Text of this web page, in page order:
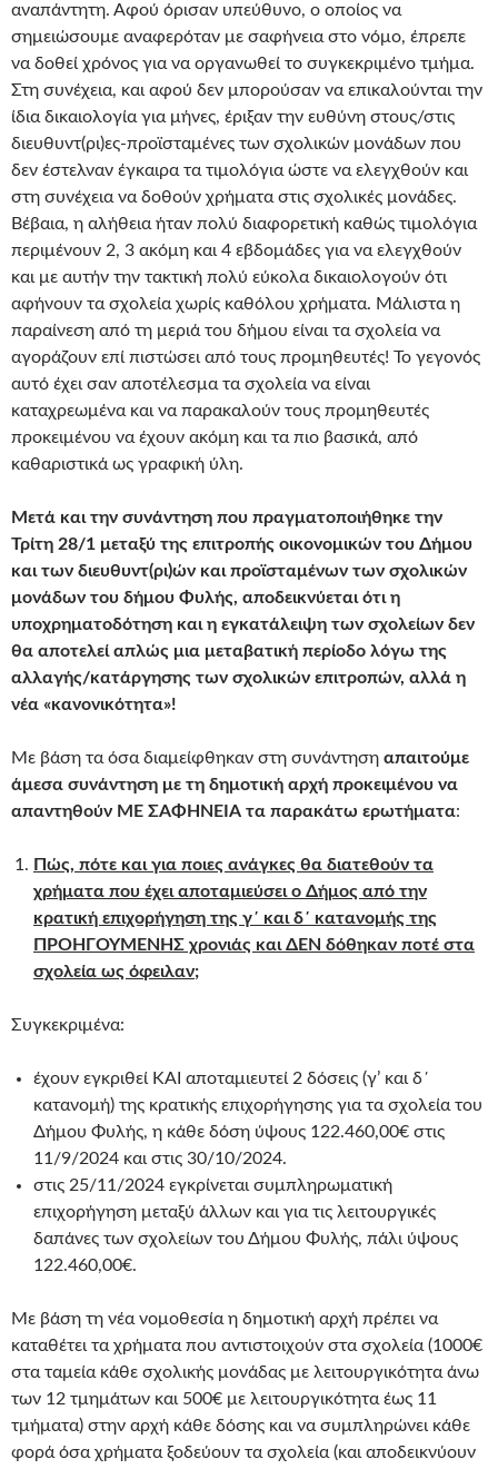
αναπάντητη. Αφού όρισαν υπεύθυνο, ο οποίος να
σημειώσουμε αναφερόταν με σαφήνεια στο νόμο, έπρεπε
να δοθεί χρόνος για να οργανωθεί το συγκεκριμένο τμήμα.
Στη συνέχεια, και αφού δεν μπορούσαν να επικαλούνται την
ίδια δικαιολογία για μήνες, έριξαν την ευθύνη στους/στις
διευθυντ(ρι)ες-προϊσταμένες των σχολικών μονάδων που
δεν έστελναν έγκαιρα τα τιμολόγια ώστε να ελεγχθούν και
στη συνέχεια να δοθούν χρήματα στις σχολικές μονάδες.
Βέβαια, η αλήθεια ήταν πολύ διαφορετική καθώς τιμολόγια
περιμένουν 2, 3 ακόμη και 4 εβδομάδες για να ελεγχθούν
και με αυτήν την τακτική πολύ εύκολα δικαιολογούν ότι
αφήνουν τα σχολεία χωρίς καθόλου χρήματα. Μάλιστα η
παραίνεση από τη μεριά του δήμου είναι τα σχολεία να
αγοράζουν επί πιστώσει από τους προμηθευτές! Το γεγονός
αυτό έχει σαν αποτέλεσμα τα σχολεία να είναι
καταχρεωμένα και να παρακαλούν τους προμηθευτές
προκειμένου να έχουν ακόμη και τα πιο βασικά, από
καθαριστικά ως γραφική ύλη.
Μετά και την συνάντηση που πραγματοποιήθηκε την
Τρίτη 28/1 μεταξύ της επιτροπής οικονομικών του Δήμου
και των διευθυντ(ρι)ών και προϊσταμένων των σχολικών
μονάδων του δήμου Φυλής, αποδεικνύεται ότι η
υποχρηματοδότηση και η εγκατάλειψη των σχολείων δεν
θα αποτελεί απλώς μια μεταβατική περίοδο λόγω της
αλλαγής/κατάργησης των σχολικών επιτροπών, αλλά η
νέα «κανονικότητα»!
Με βάση τα όσα διαμείφθηκαν στη συνάντηση απαιτούμε
άμεσα συνάντηση με τη δημοτική αρχή προκειμένου να
απαντηθούν ΜΕ ΣΑΦΗΝΕΙΑ τα παρακάτω ερωτήματα:
Πώς, πότε και για ποιες ανάγκες θα διατεθούν τα
χρήματα που έχει αποταμιεύσει ο Δήμος από την
κρατική επιχορήγηση της γ΄ και δ΄ κατανομής της
ΠΡΟΗΓΟΥΜΕΝΗΣ χρονιάς και ΔΕΝ δόθηκαν ποτέ στα
σχολεία ως όφειλαν;
Συγκεκριμένα:
έχουν εγκριθεί ΚΑΙ αποταμιευτεί 2 δόσεις (γ’ και δ΄
κατανομή) της κρατικής επιχορήγησης για τα σχολεία του
Δήμου Φυλής, η κάθε δόση ύψους 122.460,00€ στις
11/9/2024 και στις 30/10/2024.
στις 25/11/2024 εγκρίνεται συμπληρωματική
επιχορήγηση μεταξύ άλλων και για τις λειτουργικές
δαπάνες των σχολείων του Δήμου Φυλής, πάλι ύψους
122.460,00€.
Με βάση τη νέα νομοθεσία η δημοτική αρχή πρέπει να
καταθέτει τα χρήματα που αντιστοιχούν στα σχολεία (1000€
στα ταμεία κάθε σχολικής μονάδας με λειτουργικότητα άνω
των 12 τμημάτων και 500€ με λειτουργικότητα έως 11
τμήματα) στην αρχή κάθε δόσης και να συμπληρώνει κάθε
φορά όσα χρήματα ξοδεύουν τα σχολεία (και αποδεικνύουν